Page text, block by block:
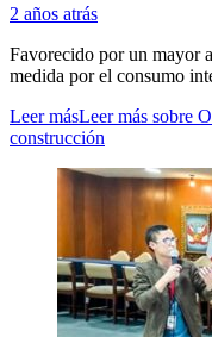
2 años atrás
Favorecido por un mayor
medida por el consumo
Leer másLeer más sobre
construcción